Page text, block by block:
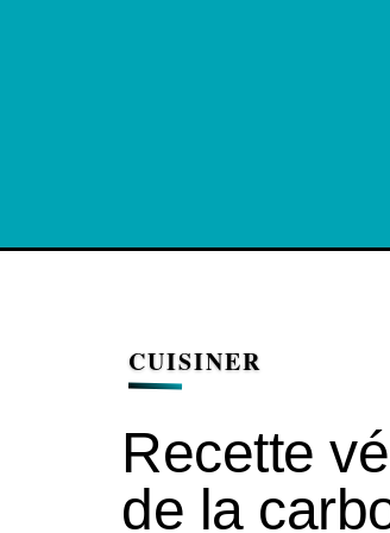
CUISINER
Recette
de la